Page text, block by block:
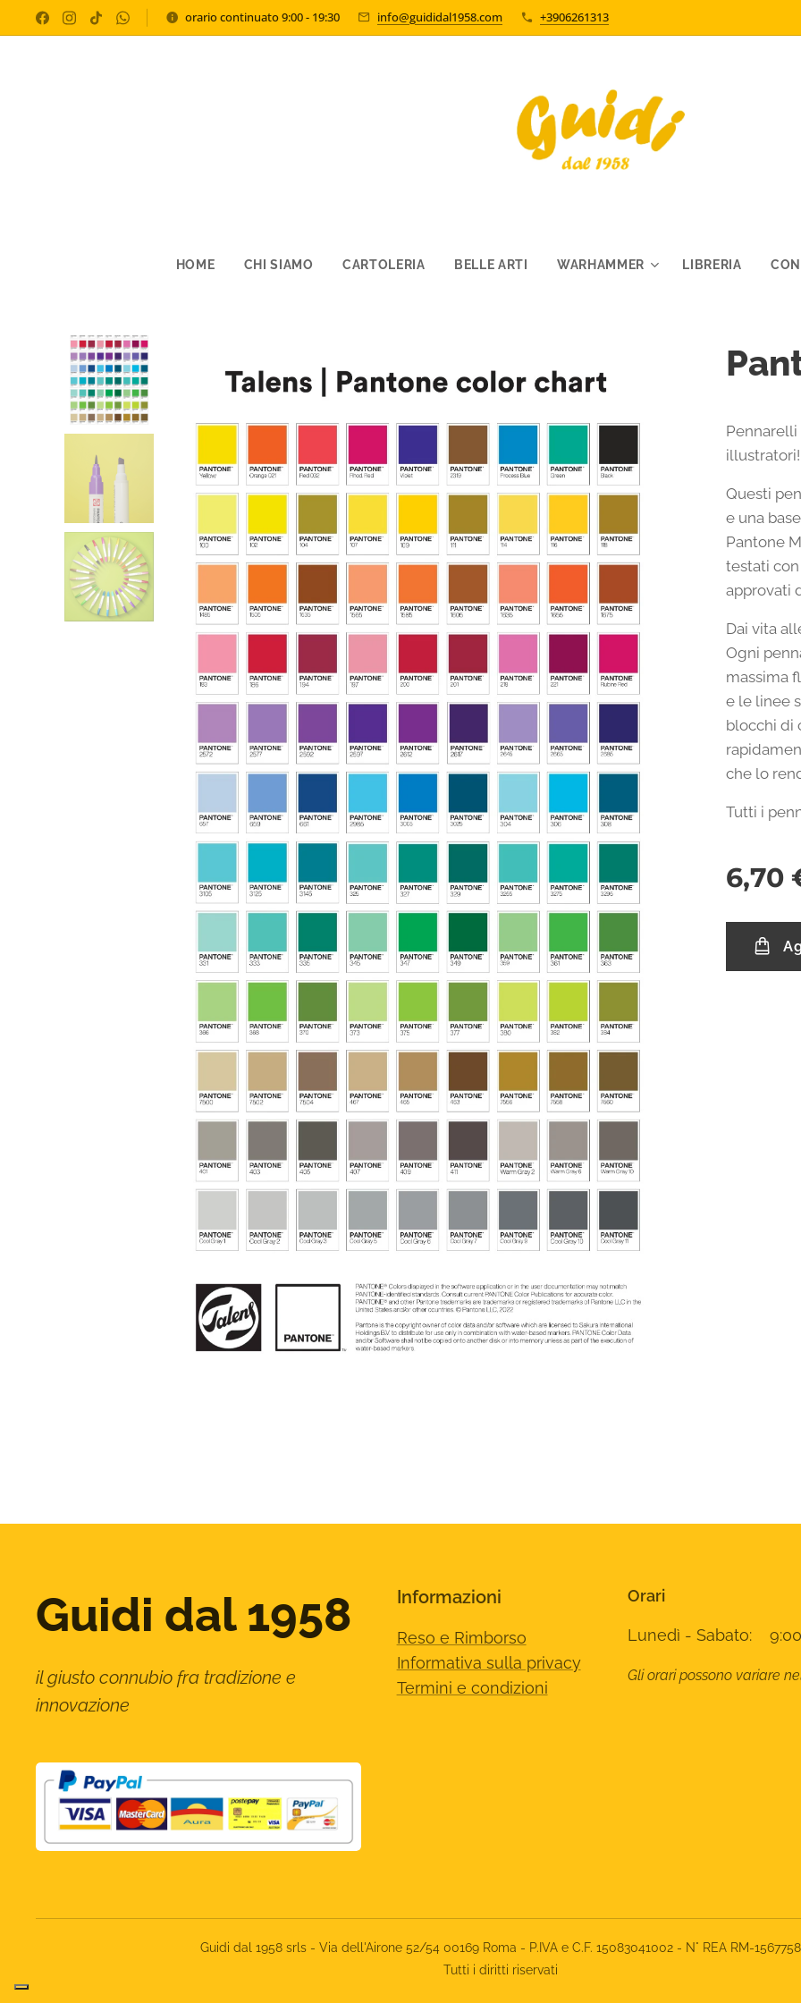
orario continuato 9:00 - 19:30 info@guididal1958.com +3906261313
HOME CHI SIAMO CARTOLERIA BELLE ARTI WARHAMMER LIBRERIA
illustratori!
Questi
e una
Pantone
testati
approvati
Dai vita
Ogni
massima
e le linee
blocchi di
che lo
Tutti i
6,70
Guidi dal 1958
il giusto connubio fra tradizione e
innovazione
Informazioni
Reso e Rimborso
Informativa sulla privacy
Termini e condizioni
Orari
Lunedì - Sabato: 9:00
Gli orari possono variare
Guidi dal 1958 srls - Via dell'Airone 52/54 00169 Roma - P.IVA e C.F. 15083041002 - N° REA RM-1567758
Tutti i diritti riservati